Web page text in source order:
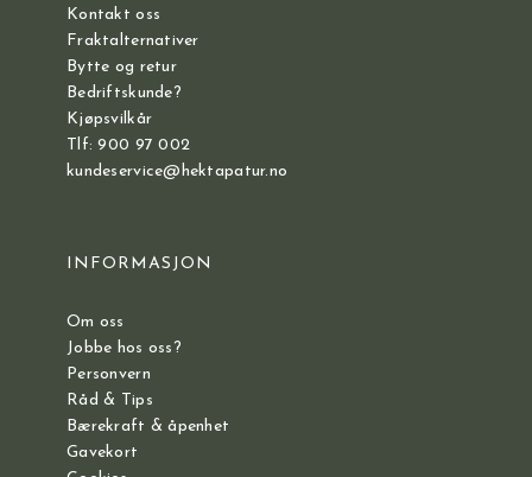
Kontakt oss
Fraktalternativer
Bytte og retur
Bedriftskunde?
Kjøpsvilkår
Tlf: 900 97 002
kundeservice@hektapatur.no
INFORMASJON
Om oss
Jobbe hos oss?
Personvern
Råd & Tips
Bærekraft & åpenhet
Gavekort